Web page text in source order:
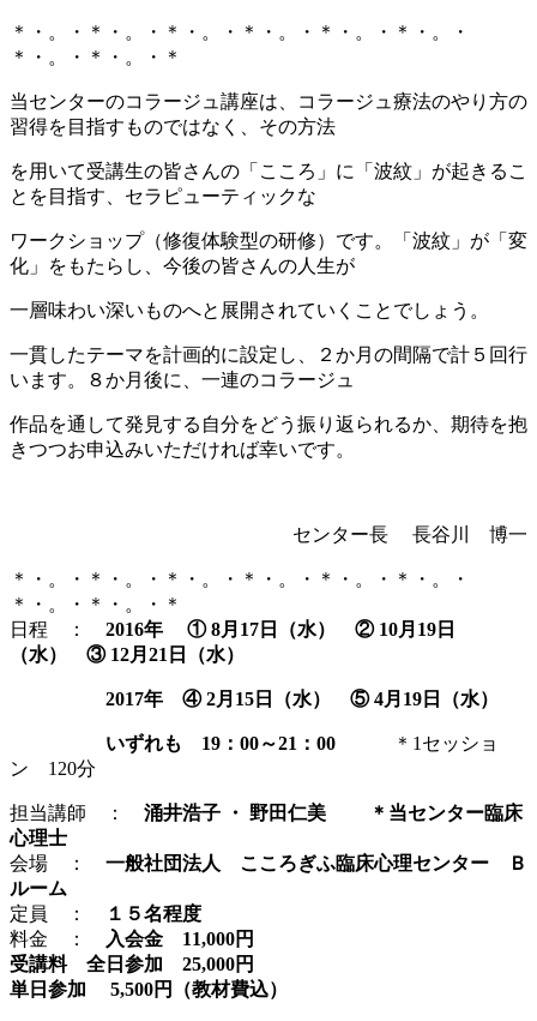
＊・。・＊・。・＊・。・＊・。・＊・。・＊・。・
＊・。・＊・。・＊
当センターのコラージュ講座は、コラージュ療法のやり方の
習得を目指すものではなく、その方法
を用いて受講生の皆さんの「こころ」に「波紋」が起きるこ
とを目指す、セラピューティックな
ワークショップ（修復体験型の研修）です。「波紋」が「変
化」をもたらし、今後の皆さんの人生が
一層味わい深いものへと展開されていくことでしょう。
一貫したテーマを計画的に設定し、２か月の間隔で計５回行
います。８か月後に、一連のコラージュ
作品を通して発見する自分をどう振り返られるか、期待を抱
きつつお申込みいただければ幸いです。
センター長 長谷川 博一
＊・。・＊・。・＊・。・＊・。・＊・。・＊・。・
＊・。・＊・。・＊
日程 ： 2016年 ① 8月17日（水） ② 10月19 日
（水） ③ 12月21日（水）
2017年 ④ 2月15日（水） ⑤ 4月19日（水）
いずれも 19：00～21：00
＊1セッショ
ン 120分
担当講師 ： 涌井浩子 ・ 野田仁美 ＊当センター臨床
心理士
会場 ： 一般社団法人 こころぎふ臨床心理センター Ｂ
ルーム
定員 ：
１５名程度
料金 ：
入会金 11,000円
受講料 全日参加 25,000円
単日参加 5,500円（教材費込）